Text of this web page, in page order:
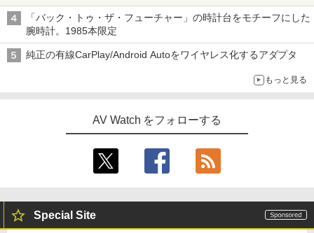
「バック・トゥ・ザ・フューチャー」の時計台をモチーフにした
腕時計。1985本限定
純正の有線CarPlay/Android Autoをワイヤレス化するアダプタ
もっと見る
AV Watch をフォローする
Special Site